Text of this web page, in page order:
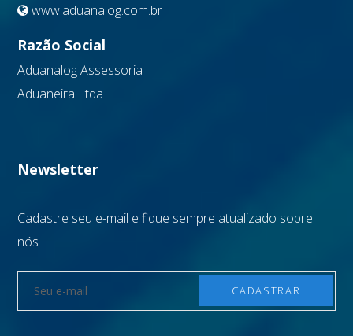
www.aduanalog.com.br
Razão Social
Aduanalog Assessoria
Aduaneira Ltda
Newsletter
Cadastre seu e-mail e fique sempre atualizado sobre
nós